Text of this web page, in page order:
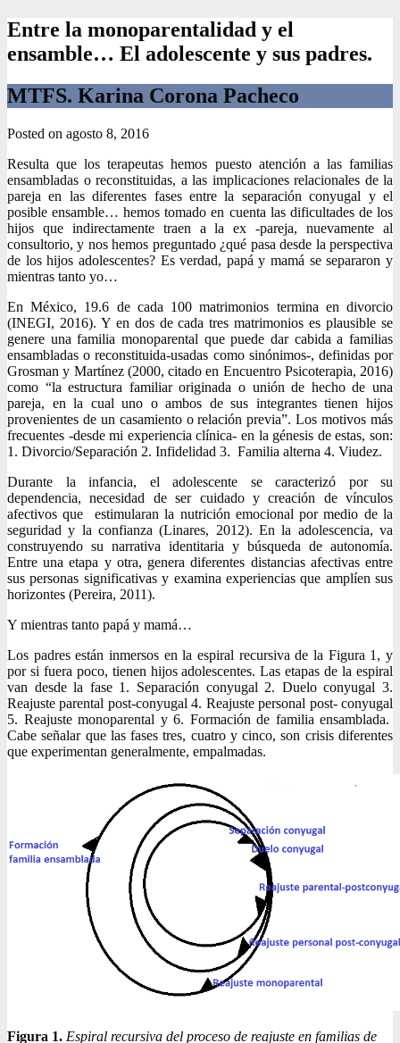
Entre la monoparentalidad y el
ensamble… El adolescente y sus padres.
MTFS. Karina Corona Pacheco
Posted on agosto 8, 2016
Resulta que los terapeutas hemos puesto atención a las familias
ensambladas o reconstituidas, a las implicaciones relacionales de la
pareja en las diferentes fases entre la separación conyugal y el
posible ensamble… hemos tomado en cuenta las dificultades de los
hijos que indirectamente traen a la ex -pareja, nuevamente al
consultorio, y nos hemos preguntado ¿qué pasa desde la perspectiva
de los hijos adolescentes? Es verdad, papá y mamá se separaron y
mientras tanto yo…
En México, 19.6 de cada 100 matrimonios termina en divorcio
(INEGI, 2016). Y en dos de cada tres matrimonios es plausible se
genere una familia monoparental que puede dar cabida a familias
ensambladas o reconstituida-usadas como sinónimos-, definidas por
Grosman y Martínez (2000, citado en Encuentro Psicoterapia, 2016)
como “la estructura familiar originada o unión de hecho de una
pareja, en la cual uno o ambos de sus integrantes tienen hijos
provenientes de un casamiento o relación previa”. Los motivos más
frecuentes -desde mi experiencia clínica- en la génesis de estas, son:
1. Divorcio/Separación 2. Infidelidad 3. Familia alterna 4. Viudez.
Durante la infancia, el adolescente se caracterizó por su
dependencia, necesidad de ser cuidado y creación de vínculos
afectivos que estimularan la nutrición emocional por medio de la
seguridad y la confianza (Linares, 2012). En la adolescencia, va
construyendo su narrativa identitaria y búsqueda de autonomía.
Entre una etapa y otra, genera diferentes distancias afectivas entre
sus personas significativas y examina experiencias que amplíen sus
horizontes (Pereira, 2011).
Y mientras tanto papá y mamá…
Los padres están inmersos en la espiral recursiva de la Figura 1, y
por si fuera poco, tienen hijos adolescentes. Las etapas de la espiral
van desde la fase 1. Separación conyugal 2. Duelo conyugal 3.
Reajuste parental post-conyugal 4. Reajuste personal post- conyugal
5. Reajuste monoparental y 6. Formación de familia ensamblada.
Cabe señalar que las fases tres, cuatro y cinco, son crisis diferentes
que experimentan generalmente, empalmadas.
Figura 1. Espiral recursiva del proceso de reajuste en familias de